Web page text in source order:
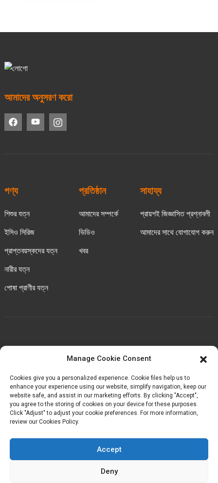
আমাদের অনুসরণ করো
পণ্য
শিশুর যত্ন
ইসিও সিরিজ
প্রাপ্তবয়স্কদের যত্ন
নারীর যত্ন
পোষা প্রাণীর যত্ন
প্রতিষ্ঠান
আমাদের সম্পর্কে
ভিডিও
খবর
সাহায্য
প্রায়শই জিজ্ঞাসিত প্রশ্নাবলী
আমাদের সাথে যোগাযোগ করুন
আমাদের সাথে যোগাযোগ করুন
চেংবেই ইন্ডাস্ট্রিয়াল পার্ক, লুওচেং টাউন, হুয়ান কাউন্টি, কোয়ানঝো,
ফুজিয়ান, চীন।
+৮৬-১৮৬৯৮৩৬৮৭১৬
Manage Cookie Consent
Cookies give you a personalized experience. Cookie files help us to
enhance your experience using our website, simplify navigation, keep our
website safe, and assist in our marketing efforts. By clicking "Accept",
you agree to the storing of cookies on your device for these purposes.
Click "Adjust" to adjust your cookie preferences. For more information,
review our Cookies Policy.
Accept
Deny